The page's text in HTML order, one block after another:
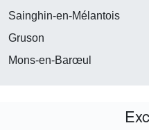
Sainghin-en-Mélantois
Gruson
Mons-en-Barœul